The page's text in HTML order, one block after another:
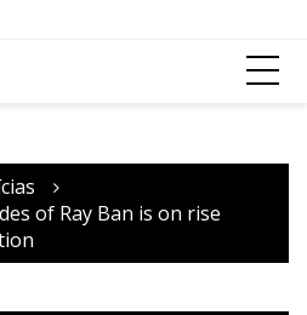
of Ray Ban is on rise